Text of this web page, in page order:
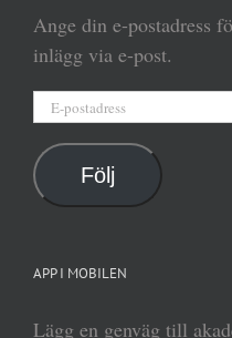
Ange din e-postadress
inlägg via e-post.
Följ
APP I MOBILEN
Lägg en genväg till